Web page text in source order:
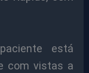
está
com vistas a